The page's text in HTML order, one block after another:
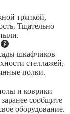
тряпкой,
Тщательно
шкафчиков
стеллажей,
полки.
и коврики
сообщите
оборудование.